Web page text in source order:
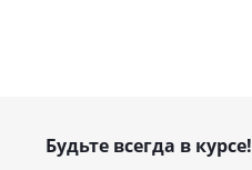
Будьте всегда в курсе!